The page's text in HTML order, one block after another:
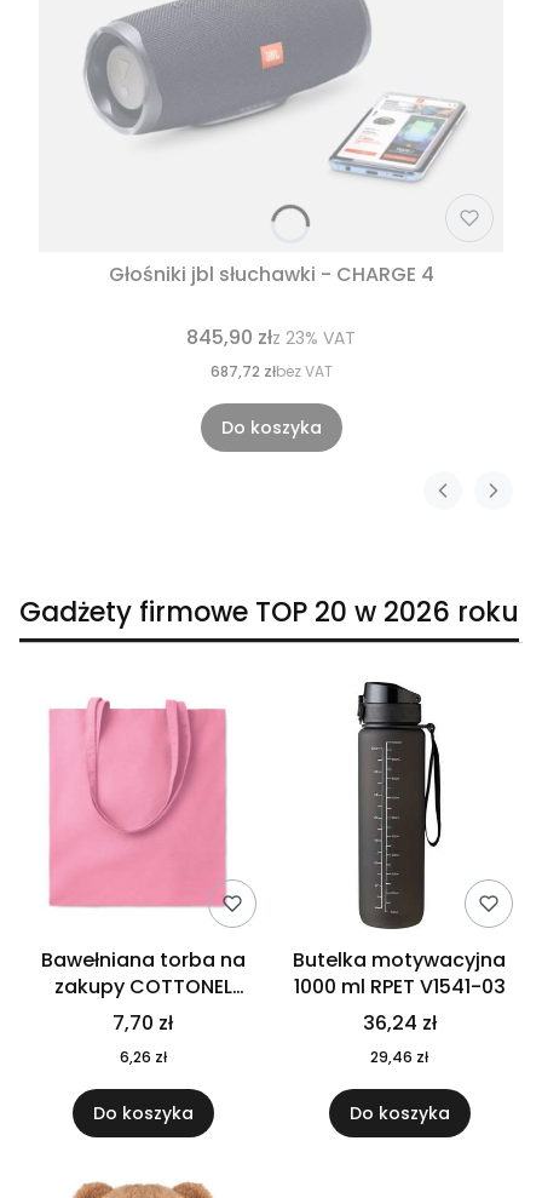
Głośniki jbl słuchawki - CHARGE 4
845,90 złz 23% VAT
687,72 złbez VAT
Do koszyka
Gadżety firmowe TOP 20 w 2026 roku
Bawełniana torba na
zakupy COTTONEL
COLOUR++ MO9846-11
7,70 zł
6,26 zł
Do koszyka
Butelka motywacyjna
1000 ml RPET V1541-03
36,24 zł
29,46 zł
Do koszyka